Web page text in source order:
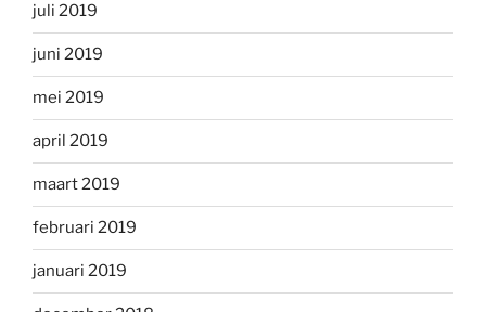
juli 2019
juni 2019
mei 2019
april 2019
maart 2019
februari 2019
januari 2019